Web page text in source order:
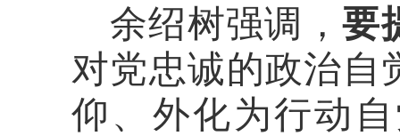
余绍树强调，要
对党忠诚的政治自
仰、外化为行动